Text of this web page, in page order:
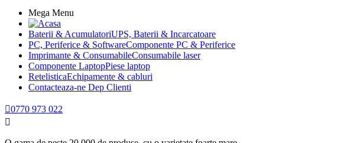
Mega Menu
Baterii & AcumulatoriUPS, Baterii & Incarcatoare
PC, Periferice & SoftwareComponente PC & Periferice
Imprimante & ConsumabileConsumabile laser
Componente LaptopPiese laptop
RetelisticaEchipamente & cabluri
Contacteaza-ne Dep Clienti
0770 973 022
